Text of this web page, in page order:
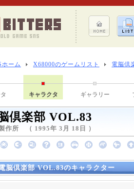
ーム X68000のゲームリスト 電脳倶
キャラクタ ギャラリー
倶楽部 VOL.83
作所 （ 1995年 3月 18日 ）
脳倶楽部 VOL.83のキャラクター